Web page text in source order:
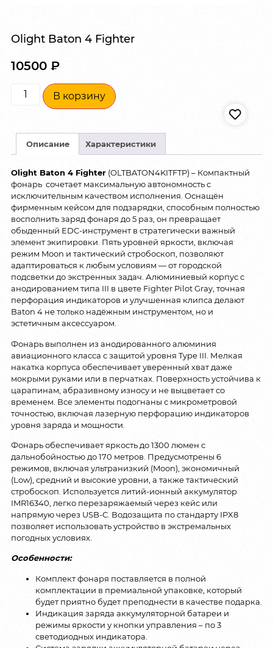
Olight Baton 4 Fighter
10500 ₽
В корзину
Описание Характеристики
Olight Baton 4 Fighter (OLTBATON4KITFTP) – Компактный
фонарь сочетает максимальную автономность с
исключительным качеством исполнения. Оснащён
фирменным кейсом для подзарядки, способным полностью
восполнить заряд фонаря до 5 раз, он превращает
обыденный EDC-инструмент в стратегически важный
элемент экипировки. Пять уровней яркости, включая
режим Moon и тактический стробоскоп, позволяют
адаптироваться к любым условиям — от городской
подсветки до экстренных задач. Алюминиевый корпус с
анодированием типа III в цвете Fighter Pilot Gray, точная
перфорация индикаторов и улучшенная клипса делают
Baton 4 не только надёжным инструментом, но и
эстетичным аксессуаром.
Фонарь выполнен из анодированного алюминия
авиационного класса с защитой уровня Type III. Мелкая
накатка корпуса обеспечивает уверенный хват даже
мокрыми руками или в перчатках. Поверхность устойчива к
царапинам, абразивному износу и не выцветает со
временем. Все элементы подогнаны с микрометровой
точностью, включая лазерную перфорацию индикаторов
уровня заряда и мощности.
Фонарь обеспечивает яркость до 1300 люмен с
дальнобойностью до 170 метров. Предусмотрены 6
режимов, включая ультранизкий (Moon), экономичный
(Low), средний и высокие уровни, а также тактический
стробоскоп. Используется литий-ионный аккумулятор
IMR16340, легко перезаряжаемый через кейс или
напрямую через USB-C. Водозащита по стандарту IPX8
позволяет использовать устройство в экстремальных
погодных условиях.
Особенности:
Комплект фонаря поставляется в полной
комплектации в премиальной упаковке, который
будет приятно будет преподнести в качестве подарка.
Индикация заряда аккумуляторной батареи и
режимы яркости у кнопки управления – по 3
светодиодных индикатора.